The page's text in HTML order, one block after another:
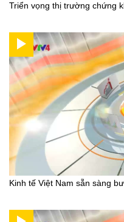
Triển vọng thị trường chứng
Kinh tế Việt Nam sẵn sàng